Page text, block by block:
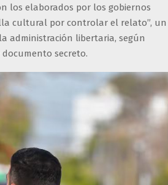
los elaborados por los gobiernos
cultural por controlar el relato”, un
administración libertaria, según
secreto.